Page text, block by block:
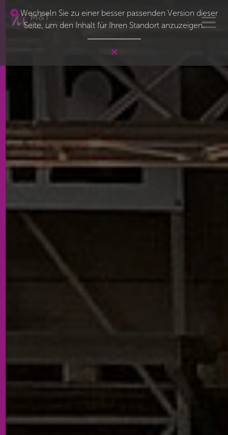
Wechseln Sie zu einer besser passenden Version dieser
Seite, um den Inhalt für Ihren Standort anzuzeigen.